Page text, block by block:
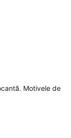
Motivele de